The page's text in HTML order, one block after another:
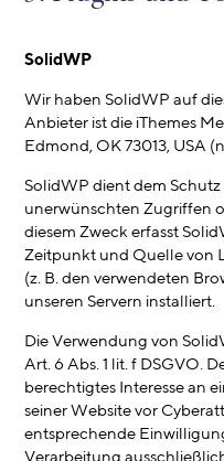
SolidWP
Wir haben SolidWP auf
Anbieter ist die iThemes
Edmond, OK 73013, USA
SolidWP dient dem
unerwünschten Zugriffen
diesem Zweck erfasst
Zeitpunkt und Quelle von
(z. B. den verwendeten
unseren Servern installiert.
Die Verwendung von
Art. 6 Abs. 1 lit. f DSGVO.
berechtigtes Interesse an
seiner Website vor
entsprechende
Verarbeitung